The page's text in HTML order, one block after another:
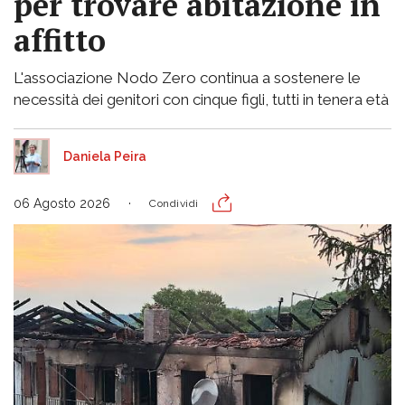
affitto
L'associazione Nodo Zero continua a sostenere le
necessità dei genitori con cinque figli, tutti in tenera età
Daniela Peira
06 Agosto 2026 Condividi